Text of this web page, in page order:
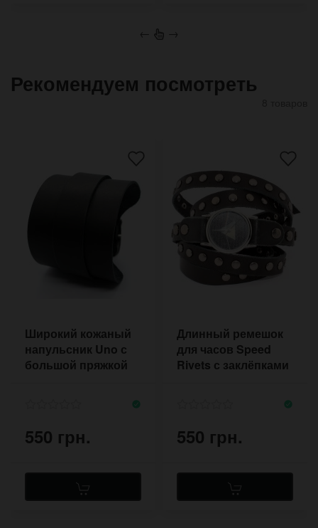
← →
Рекомендуем посмотреть
Широкий кожаный
напульсник Uno с
большой пряжкой
550 грн.
Длинный ремешок
для часов Speed
Rivets с заклёпками
550 грн.